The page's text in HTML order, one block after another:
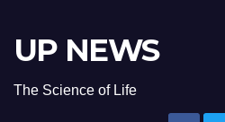
UP NEWS
The Science of Life